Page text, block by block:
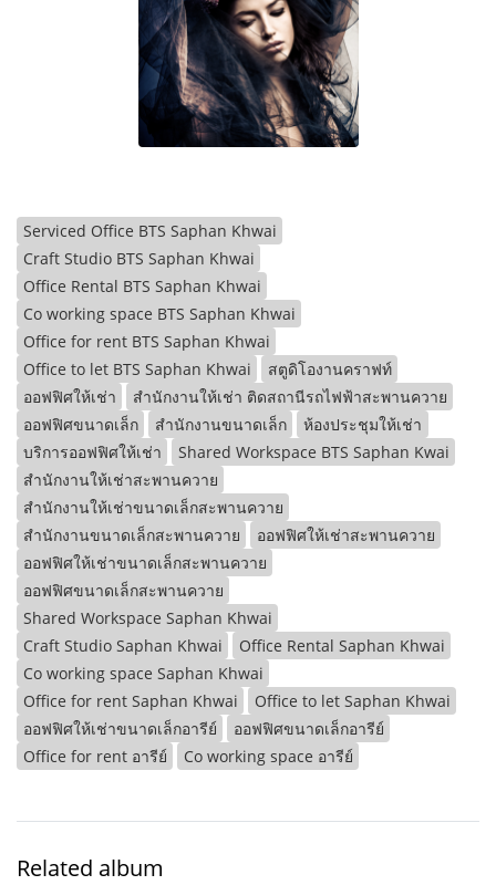
Serviced Office BTS Saphan Khwai
Craft Studio BTS Saphan Khwai
Office Rental BTS Saphan Khwai
Co working space BTS Saphan Khwai
Office for rent BTS Saphan Khwai
Office to let BTS Saphan Khwai
สตูดิโองานคราฟท์
ออฟฟิศให้เช่า
สำนักงานให้เช่า ติดสถานีรถไฟฟ้าสะพานควาย
ออฟฟิศขนาดเล็ก
สำนักงานขนาดเล็ก
ห้องประชุมให้เช่า
บริการออฟฟิศให้เช่า
Shared Workspace BTS Saphan Kwai
สำนักงานให้เช่าสะพานควาย
สำนักงานให้เช่าขนาดเล็กสะพานควาย
สำนักงานขนาดเล็กสะพานควาย
ออฟฟิศให้เช่าสะพานควาย
ออฟฟิศให้เช่าขนาดเล็กสะพานควาย
ออฟฟิศขนาดเล็กสะพานควาย
Shared Workspace Saphan Khwai
Craft Studio Saphan Khwai
Office Rental Saphan Khwai
Co working space Saphan Khwai
Office for rent Saphan Khwai
Office to let Saphan Khwai
ออฟฟิศให้เช่าขนาดเล็กอารีย์
ออฟฟิศขนาดเล็กอารีย์
Office for rent อารีย์
Co working space อารีย์
Related album